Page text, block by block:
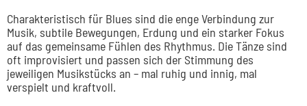
Charakteristisch für Blues sind die enge Verbindung zur
Musik, subtile Bewegungen, Erdung und ein starker Fokus
auf das gemeinsame Fühlen des Rhythmus. Die Tänze sind
oft improvisiert und passen sich der Stimmung des
jeweiligen Musikstücks an – mal ruhig und innig, mal
verspielt und kraftvoll.